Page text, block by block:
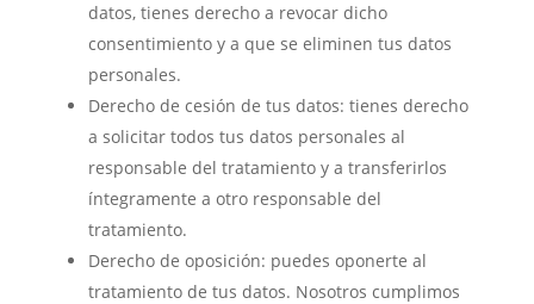
datos, tienes derecho a revocar dicho
consentimiento y a que se eliminen tus datos
personales.
Derecho de cesión de tus datos: tienes derecho
a solicitar todos tus datos personales al
responsable del tratamiento y a transferirlos
íntegramente a otro responsable del
tratamiento.
Derecho de oposición: puedes oponerte al
tratamiento de tus datos. Nosotros cumplimos